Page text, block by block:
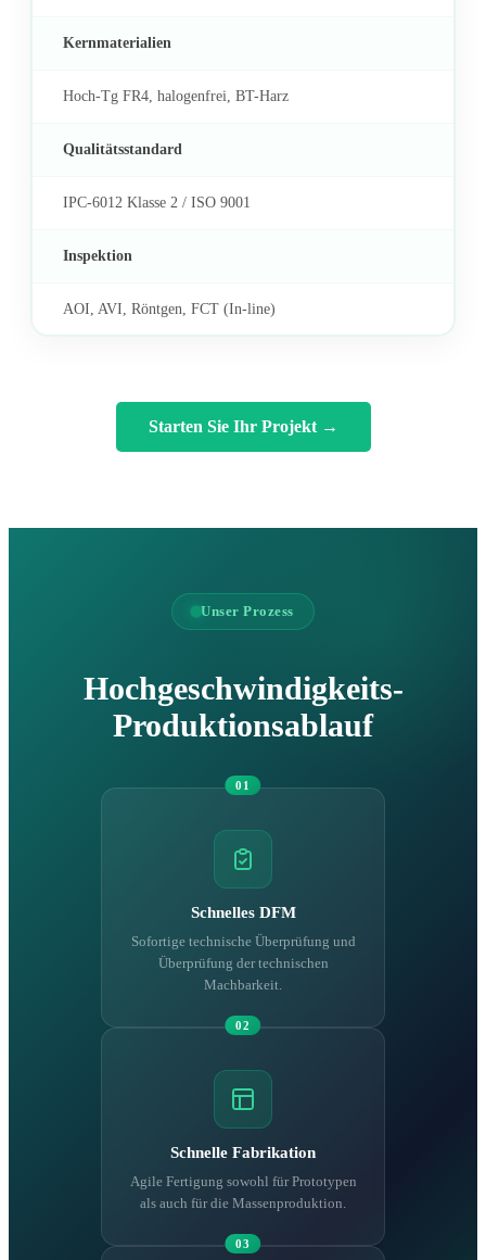
Kernmaterialien
Hoch-Tg FR4, halogenfrei, BT-Harz
Qualitätsstandard
IPC-6012 Klasse 2 / ISO 9001
Inspektion
AOI, AVI, Röntgen, FCT (In-line)
Starten Sie Ihr Projekt →
Unser Prozess
Hochgeschwindigkeits-
Produktionsablauf
01
Schnelles DFM
Sofortige technische Überprüfung und
Überprüfung der technischen
Machbarkeit.
02
Schnelle Fabrikation
Agile Fertigung sowohl für Prototypen
als auch für die Massenproduktion.
03